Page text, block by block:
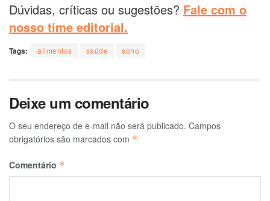
Dúvidas, críticas ou sugestões? Fale com o
nosso time editorial.
Tags: alimentos saúde sono
Deixe um comentário
O seu endereço de e-mail não será publicado. Campos
obrigatórios são marcados com *
Comentário *